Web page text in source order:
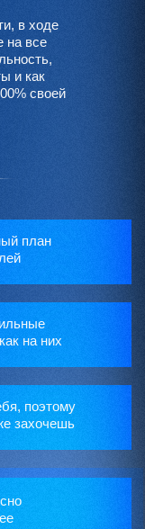
в ходе
на все
и как
своей
план
на них
поэтому
захочешь